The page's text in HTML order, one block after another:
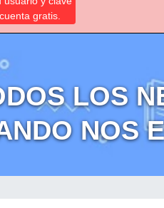
gratis.
LOS
NOS